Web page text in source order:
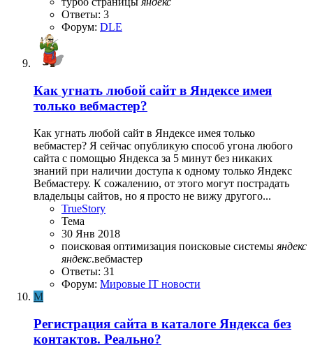
Ответы: 3
Форум: DLE
Как угнать любой сайт в Яндексе имея
только вебмастер?
Как угнать любой сайт в Яндексе имея только
вебмастер? Я сейчас опубликую способ угона любого
сайта с помощью Яндекса за 5 минут без никаких
знаний при наличии доступа к одному только Яндекс
Вебмастеру. К сожалению, от этого могут пострадать
владельцы сайтов, но я просто не вижу другого...
TrueStory
Тема
30 Янв 2018
поисковая оптимизация поисковые системы яндекс
яндекс.вебмастер
Ответы: 31
Форум: Мировые IT новости
M
Регистрация сайта в каталоге Яндекса без
контактов. Реально?